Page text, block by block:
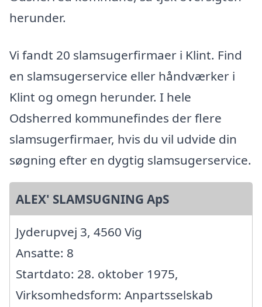
herunder.
Vi fandt 20 slamsugerfirmaer i Klint. Find
en slamsugerservice eller håndværker i
Klint og omegn herunder. I hele
Odsherred kommunefindes der flere
slamsugerfirmaer, hvis du vil udvide din
søgning efter en dygtig slamsugerservice.
ALEX' SLAMSUGNING ApS
Jyderupvej 3, 4560 Vig
Ansatte: 8
Startdato: 28. oktober 1975,
Virksomhedsform: Anpartsselskab